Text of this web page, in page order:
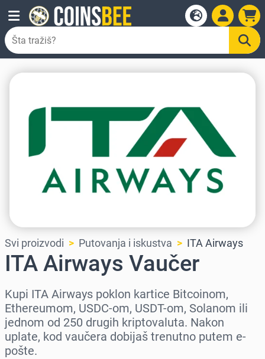
Svi proizvodi Putovanja i iskustva ITA Airways
ITA Airways Vaučer
Kupi ITA Airways poklon kartice Bitcoinom,
Ethereumom, USDC-om, USDT-om, Solanom ili
jednom od 250 drugih kriptovaluta. Nakon
uplate, kod vaučera dobijaš trenutno putem e-
pošte.